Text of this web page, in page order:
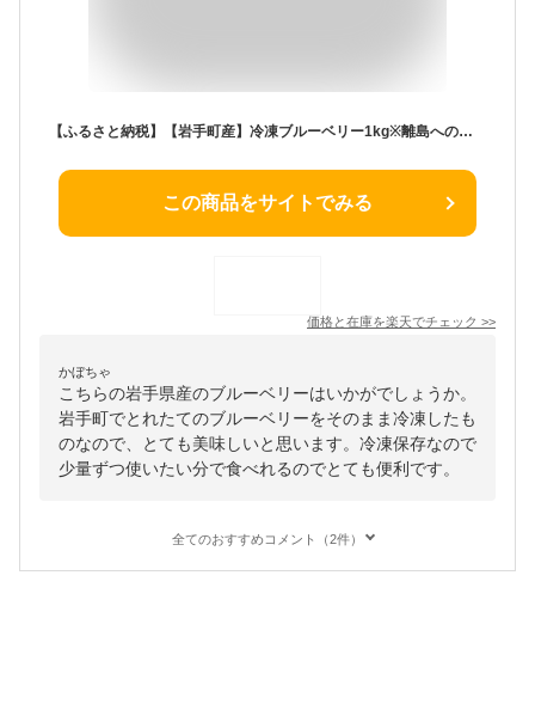
【ふるさと納税】【岩手町産】冷凍ブルーベリー1kg※離島への配送不可
この商品をサイトでみる
価格と在庫を楽天でチェック >>
かぼちゃ
こちらの岩手県産のブルーベリーはいかがでしょうか。
岩手町でとれたてのブルーベリーをそのまま冷凍したも
のなので、とても美味しいと思います。冷凍保存なので
少量ずつ使いたい分で食べれるのでとても便利です。
全てのおすすめコメント（2件）